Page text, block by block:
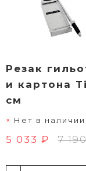
Резак
и картона
см
Нет в наличии
5 033 ₽ 7